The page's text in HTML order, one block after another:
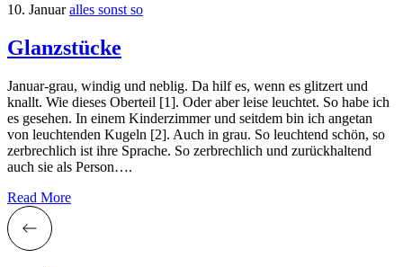
10. Januar alles sonst so
Glanzstücke
Januar-grau, windig und neblig. Da hilf es, wenn es glitzert und
knallt. Wie dieses Oberteil [1]. Oder aber leise leuchtet. So habe ich
es gesehen. In einem Kinderzimmer und seitdem bin ich angetan
von leuchtenden Kugeln [2]. Auch in grau. So leuchtend schön, so
zerbrechlich ist ihre Sprache. So zerbrechlich und zurückhaltend
auch sie als Person….
Read More